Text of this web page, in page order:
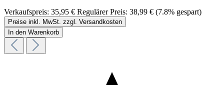
Verkaufspreis: 35,95 € Regulärer Preis: 38,99 € (7.8% gespart)
Preise inkl. MwSt. zzgl. Versandkosten
In den Warenkorb